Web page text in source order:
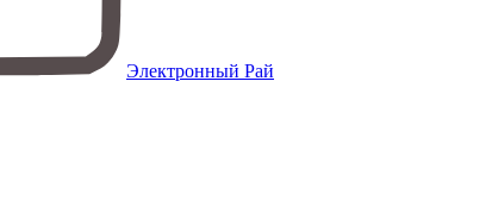
Электронный Рай